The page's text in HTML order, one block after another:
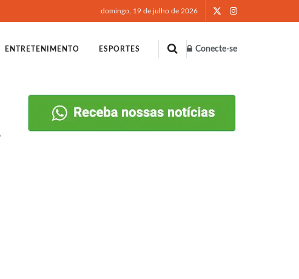
domingo, 19 de julho de 2026
ENTRETENIMENTO ESPORTES Conecte-se